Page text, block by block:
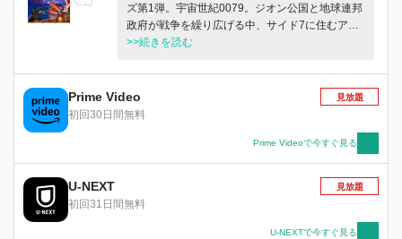
ズ第1弾。宇宙世紀0079。ジオン公国と地球連邦
政府が戦争を繰り広げる中、サイド7に住むアム
ロ・レイは、ジオン軍の奇襲をきっかけに、連邦
てしまう。様々な戦いを経て、アムロは“ニュー
タイプ”へと覚醒していく…。
>>続きを読む
Prime Video
初回30日間無料
見放題
Prime Videoで今すぐ見る
U-NEXT
初回31日間無料
見放題
U-NEXTで今すぐ見る